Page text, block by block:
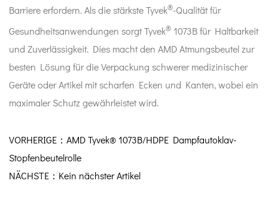
Barriere erfordern. Als die stärkste Tyvek®-Qualität für
Gesundheitsanwendungen sorgt Tyvek® 1073B für Haltbarkeit
und Zuverlässigkeit. Dies macht den AMD Atmungsbeutel zur
besten Lösung für die Verpackung schwerer medizinischer
Geräte oder Artikel mit scharfen Ecken und Kanten, wobei ein
maximaler Schutz gewährleistet wird.
VORHERIGE：AMD Tyvek® 1073B/HDPE Dampfautoklav-
Stopfenbeutelrolle
NÄCHSTE：Kein nächster Artikel